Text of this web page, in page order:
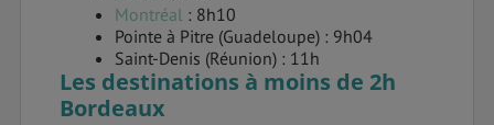
Montréal : 8h10
Pointe à Pitre (Guadeloupe) : 9h04
Saint-Denis (Réunion) : 11h
Les destinations à moins de 2h
Bordeaux